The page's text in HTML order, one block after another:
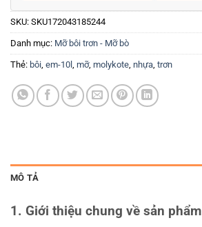
SKU: SKU172043185244
Danh mục: Mỡ bôi trơn - Mỡ bò
Thẻ: bôi em-10l mỡ, molykote nhựa trơn
MÔ TẢ
1. Giới thiệu chung về sản phẩm